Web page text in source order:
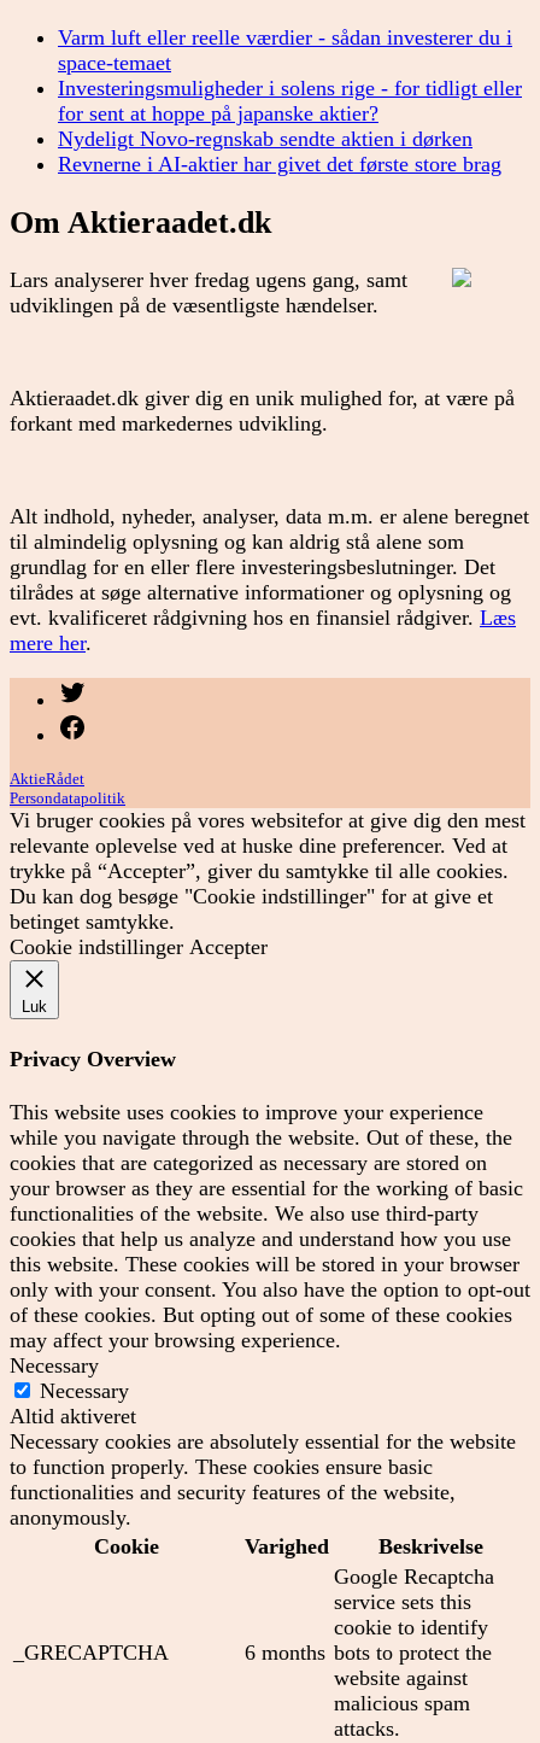
Varm luft eller reelle værdier - sådan investerer du i
space-temaet
Investeringsmuligheder i solens rige - for tidligt eller
for sent at hoppe på japanske aktier?
Nydeligt Novo-regnskab sendte aktien i dørken
Revnerne i AI-aktier har givet det første store brag
Om Aktieraadet.dk
Lars analyserer hver fredag ugens gang, samt
udviklingen på de væsentligste hændelser.
Aktieraadet.dk giver dig en unik mulighed for, at være på
forkant med markedernes udvikling.
Alt indhold, nyheder, analyser, data m.m. er alene beregnet
til almindelig oplysning og kan aldrig stå alene som
grundlag for en eller flere investeringsbeslutninger. Det
tilrådes at søge alternative informationer og oplysning og
evt. kvalificeret rådgivning hos en finansiel rådgiver. Læs
mere her.
AktieRådet
Persondatapolitik
Vi bruger cookies på vores websitefor at give dig den mest
relevante oplevelse ved at huske dine preferencer. Ved at
trykke på “Accepter”, giver du samtykke til alle cookies.
Du kan dog besøge "Cookie indstillinger" for at give et
betinget samtykke.
Cookie indstillinger Accepter
Luk
Privacy Overview
This website uses cookies to improve your experience
while you navigate through the website. Out of these, the
cookies that are categorized as necessary are stored on
your browser as they are essential for the working of basic
functionalities of the website. We also use third-party
cookies that help us analyze and understand how you use
this website. These cookies will be stored in your browser
only with your consent. You also have the option to opt-out
of these cookies. But opting out of some of these cookies
may affect your browsing experience.
Necessary
Necessary
Altid aktiveret
Necessary cookies are absolutely essential for the website
to function properly. These cookies ensure basic
functionalities and security features of the website,
anonymously.
Cookie
Varighed Beskrivelse
_GRECAPTCHA 6 months
Google Recaptcha
service sets this
cookie to identify
bots to protect the
website against
malicious spam
attacks.